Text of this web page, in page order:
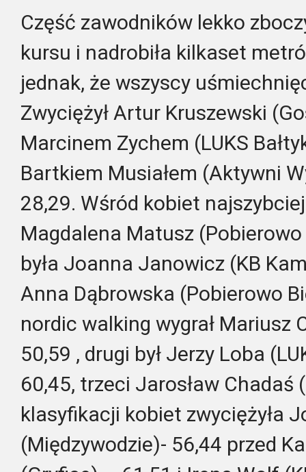
Część zawodników lekko
kursu i nadrobiła kilkaset
jednak, że wszyscy
Zwyciężył Artur Kruszewski
Marcinem Zychem (LUKS
Bartkiem Musiałem (Aktywni
28,29. Wśród kobiet
Magdalena Matusz
była Joanna Janowicz (KB
Anna Dąbrowska (Pobierowo
nordic walking wygrał Mariusz
50,59 , drugi był Jerzy Loba
60,45, trzeci Jarosław Chadaś
klasyfikacji kobiet zwyciężyła
(Międzywodzie)- 56,44 przed